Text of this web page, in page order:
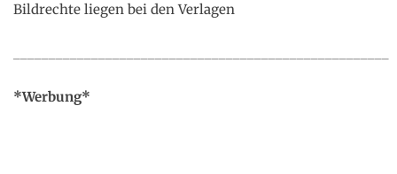
Bildrechte liegen bei den Verlagen
*Werbung*